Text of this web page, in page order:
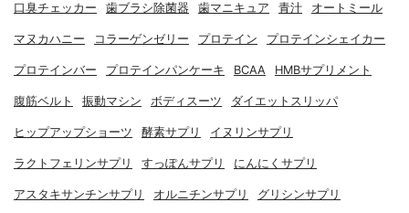
口臭チェッカー 歯ブラシ除菌器 歯マニキュア 青汁 オートミール
マヌカハニー コラーゲンゼリー プロテイン プロテインシェイカー
プロテインバー プロテインパンケーキ BCAA HMBサプリメント
腹筋ベルト 振動マシン ボディスーツ ダイエットスリッパ
ヒップアップショーツ 酵素サプリ イヌリンサプリ
ラクトフェリンサプリ すっぽんサプリ にんにくサプリ
アスタキサンチンサプリ オルニチンサプリ グリシンサプリ